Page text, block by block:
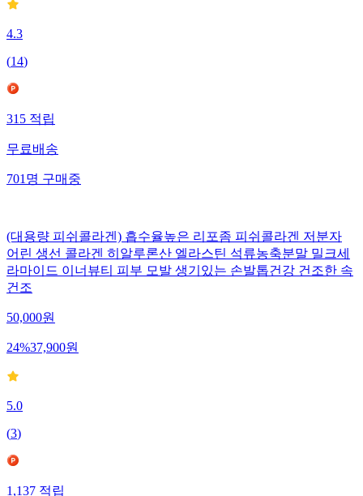
4.3
(14)
315적립
무료배송
701명구매중
(대용량 피쉬콜라겐) 흡수율높은 리포좀 피쉬콜라겐 저분자
어린 생선 콜라겐 히알루론산 엘라스틴 석류농축분말 밀크세
라마이드 이너뷰티 피부 모발 생기있는 손발톱건강 건조한 속
건조
50,000원
24%37,900원
5.0
(3)